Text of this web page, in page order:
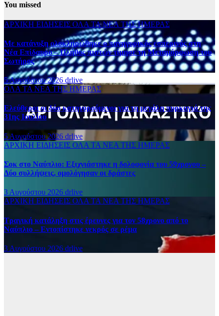
You missed
ΑΡΧΙΚΗ ΕΙΔΗΣΕΙΣ ΟΛΑ ΤΑ ΝΕΑ ΤΗΣ ΗΜΕΡΑΣ
Με κατάνυξη ολοκληρώθηκε ο πανηγυρικός εσπερινός στη
Νέα Επίδαυρο – Πλήθος πιστών τίμησε τη Μεταμόρφωση του
Σωτήρος
5 Αυγούστου 2026 drlive
ΟΛΑ ΤΑ ΝΕΑ ΤΗΣ ΗΜΕΡΑΣ
Ελεύθεροι οι δύο κατηγορούμενοι για τη μεγάλη πυρκαγιά της
31ης Ιουλίου
5 Αυγούστου 2026 drlive
ΑΡΧΙΚΗ ΕΙΔΗΣΕΙΣ ΟΛΑ ΤΑ ΝΕΑ ΤΗΣ ΗΜΕΡΑΣ
Σοκ στο Ναύπλιο: Εξιχνιάστηκε η δολοφονία του 59χρονου –
Δύο συλλήψεις, ομολόγησαν οι δράστες
3 Αυγούστου 2026 drlive
ΑΡΧΙΚΗ ΕΙΔΗΣΕΙΣ ΟΛΑ ΤΑ ΝΕΑ ΤΗΣ ΗΜΕΡΑΣ
Τραγική κατάληξη στις έρευνες για τον 58χρονο από το
Ναύπλιο – Εντοπίστηκε νεκρός σε ρέμα
3 Αυγούστου 2026 drlive